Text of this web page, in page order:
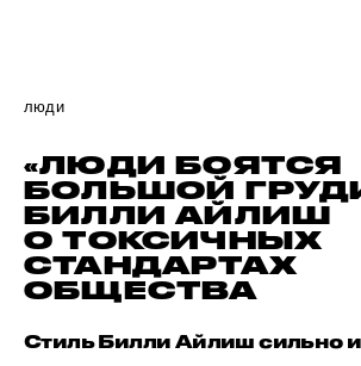
люди
«ЛЮДИ БОЯТСЯ
БОЛЬШОЙ
БИЛЛИ АЙЛИШ
О ТОКСИЧНЫХ
СТАНДАРТАХ
ОБЩЕСТВА
Стиль Билли Айлиш сильно